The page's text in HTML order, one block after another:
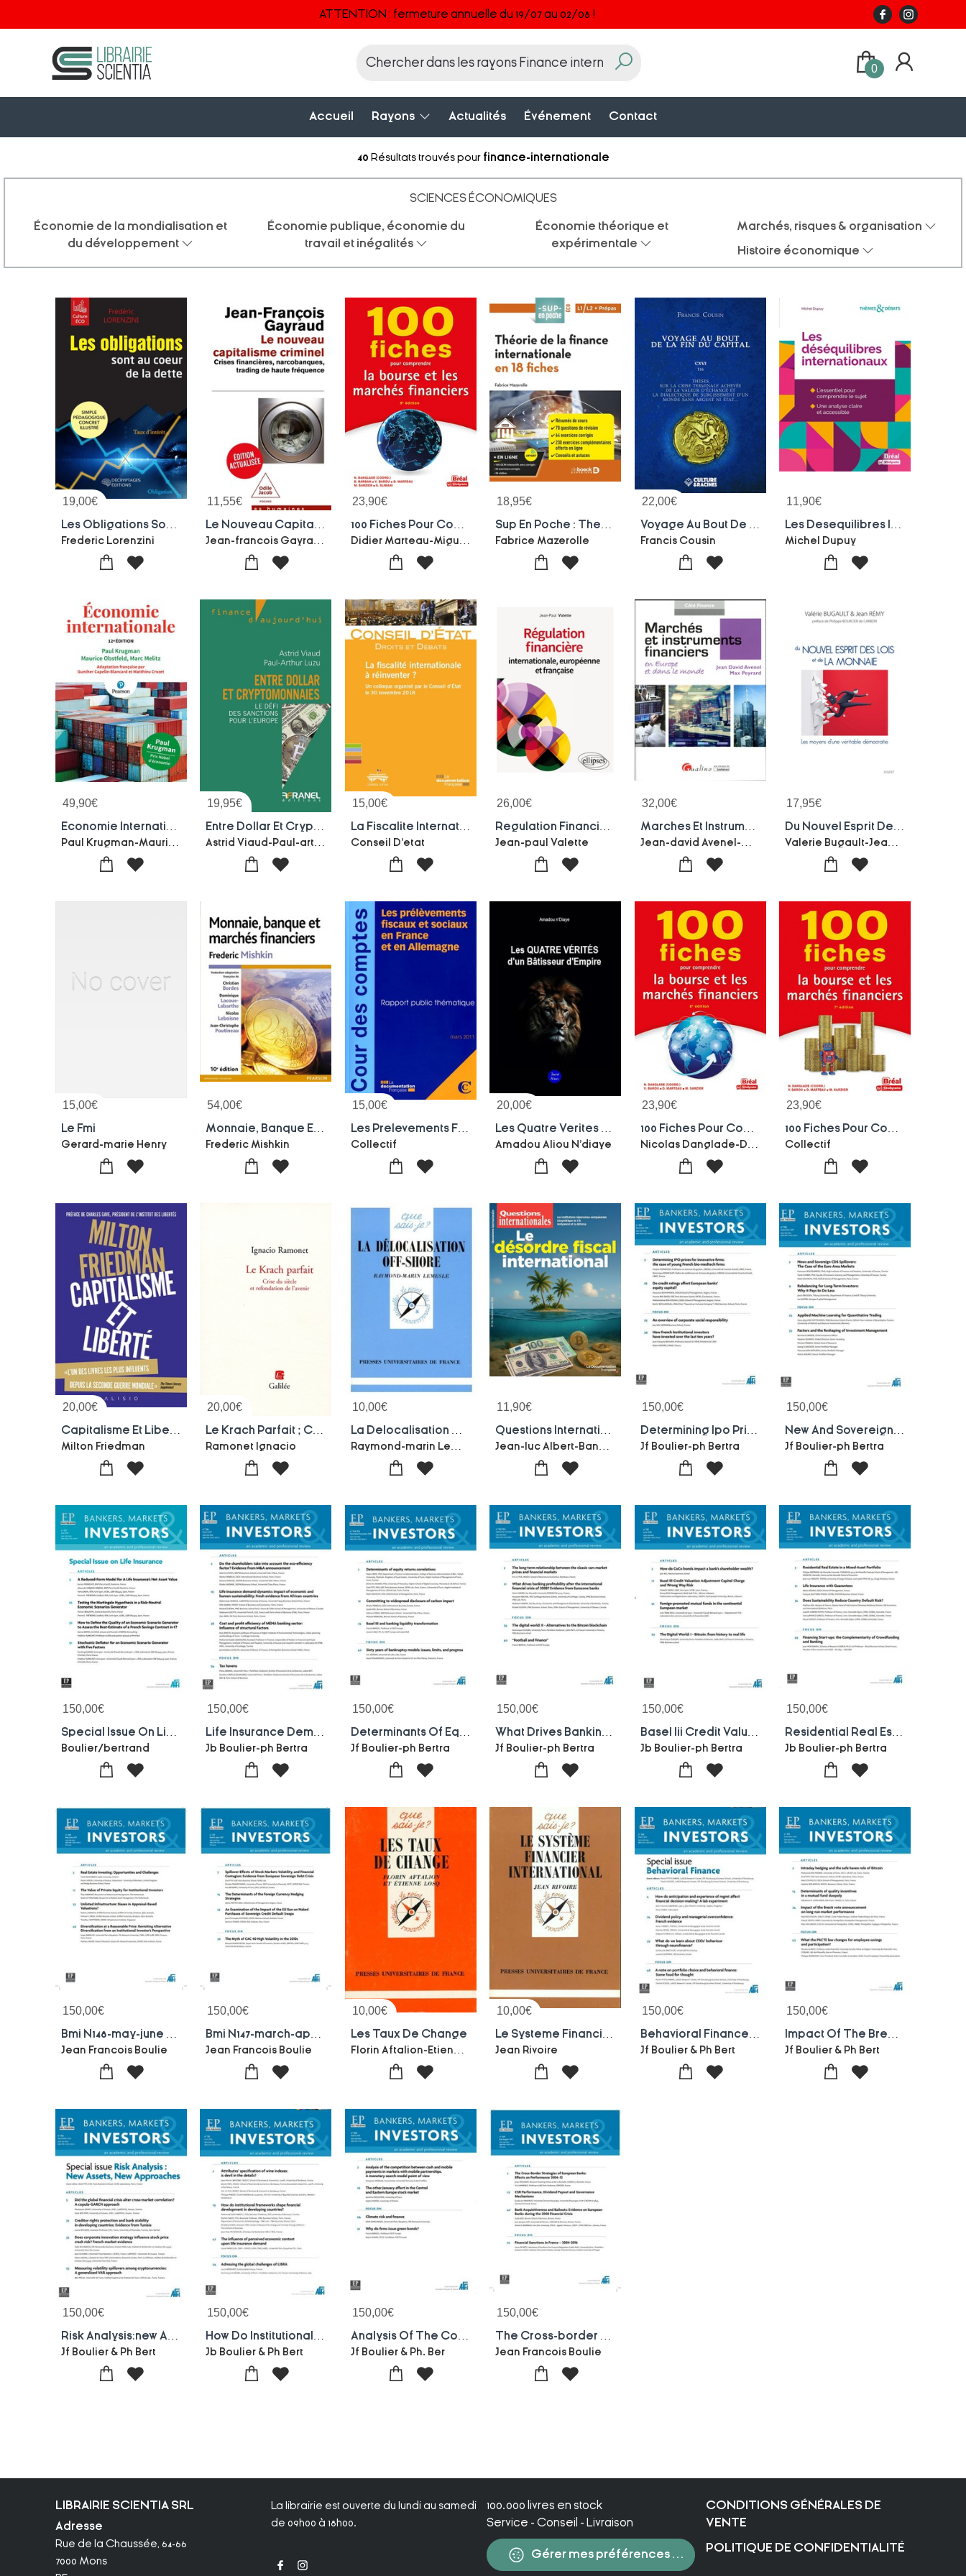
ATTENTION : fermeture annuelle du 19/07 au 02/08 !
0
Accueil Rayons Actualités Événement Contact
40 Résultats trouvés pour finance-internationale
SCIENCES ÉCONOMIQUES
Économie de la mondialisation et
du développement
Économie publique, économie du
travail et inégalités
Économie théorique et
expérimentale
Marchés, risques & organisation
Histoire économique
19,00€
Frederic Lorenzini
11,55€ 23,90€ 18,95€
Fabrice Mazerolle
22,00€
Francis Cousin
11,90€
Michel Dupuy
49,90€ 19,95€ 15,00€
Conseil D'etat
26,00€
Jean-paul Valette
32,00€
Marches Et Instruments Financiers En Europe Et Dans Le Monde
17,95€
15,00€
Le Fmi
Gerard-marie Henry
54,00€
Frederic Mishkin
15,00€
Les Prelevements Fiscaux Et Sociaux En France Et En Allemagne ; Mars 2011
Collectif
20,00€
Amadou Aliou N'diaye
23,90€ 23,90€
Collectif
20,00€
Milton Friedman
20,00€
Ramonet Ignacio
10,00€ 11,90€ 150,00€
Jf Boulier-ph Bertra
150,00€
Jf Boulier-ph Bertra
150,00€
Boulier/bertrand
150,00€
Jb Boulier-ph Bertra
150,00€
Jf Boulier-ph Bertra
150,00€
Jf Boulier-ph Bertra
150,00€
Jb Boulier-ph Bertra
150,00€
Jb Boulier-ph Bertra
150,00€
Jean Francois Boulie
150,00€
Jean Francois Boulie
10,00€
Les Taux De Change
10,00€
Jean Rivoire
150,00€
Jf Boulier & Ph Bert
150,00€
Jf Boulier & Ph Bert
150,00€
Jf Boulier & Ph Bert
150,00€
Jb Boulier & Ph Bert
150,00€
Jf Boulier & Ph. Ber
150,00€
Jean Francois Boulie
LIBRAIRIE SCIENTIA SRL
Adresse
Rue de la Chaussée, 64-66
7000 Mons
La librairie est ouverte du lundi au samedi
de 09h00 à 18h00.
100.000 livres en stock
Service - Conseil - Livraison
Gérer mes préférences de cookies
CONDITIONS GÉNÉRALES DE
VENTE
POLITIQUE DE CONFIDENTIALITÉ